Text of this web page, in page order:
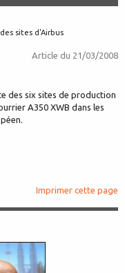
sites d'Airbus
Article du 21/03/2008
des six sites de production
A350 XWB dans les
Imprimer cette page